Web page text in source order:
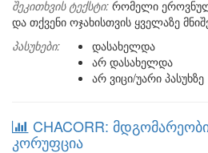
შეკითხვის ტექსტი: რომელი
და თქვენი ოჯახისთვის ყველაზე
პასუხები:
დასახელდა
არ დასახელდა
არ ვიცი/უარი პასუხზე
CHACORR:
კორუფცია